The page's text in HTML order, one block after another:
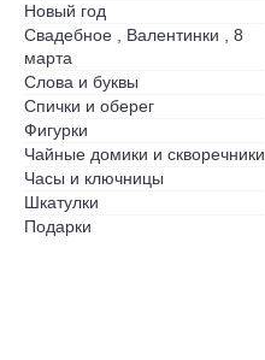
Новый год
Свадебное , Валентинки , 8
марта
Слова и буквы
Спички и оберег
Фигурки
Чайные домики и скворечники
Часы и ключницы
Шкатулки
Подарки